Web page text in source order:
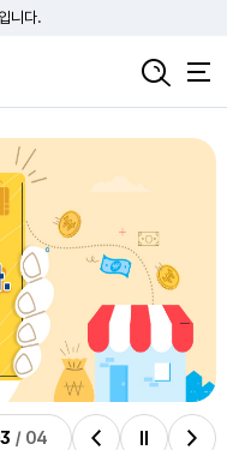
니다.
/ 04